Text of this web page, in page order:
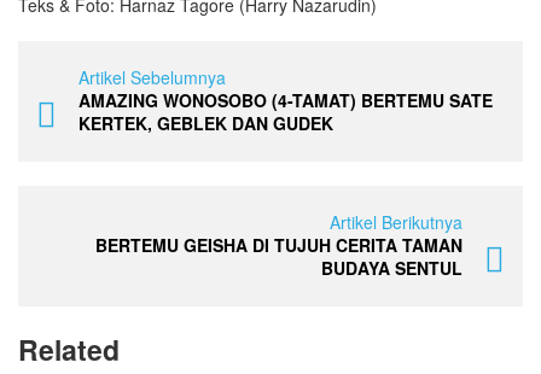
Artikel Sebelumnya
AMAZING WONOSOBO (4-TAMAT) BERTEMU SATE
KERTEK, GEBLEK DAN GUDEK
Artikel Berikutnya
BERTEMU GEISHA DI TUJUH CERITA TAMAN
BUDAYA SENTUL
Related